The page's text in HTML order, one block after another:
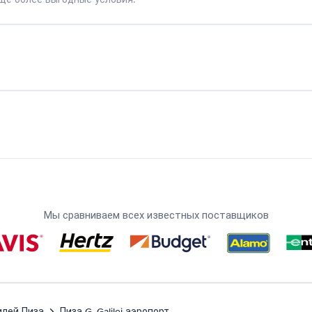
Мы сравниваем всех известных поставщиков